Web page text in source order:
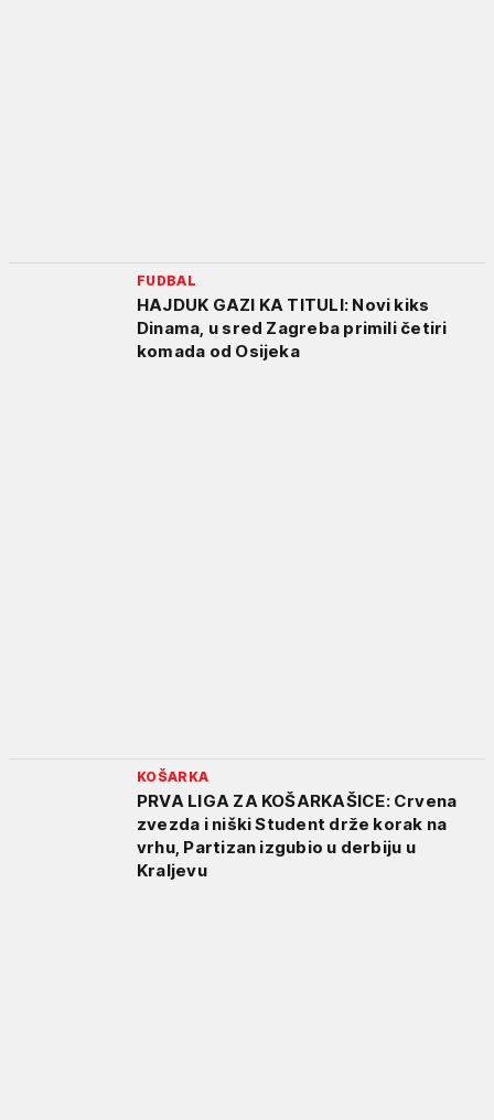
FUDBAL
HAJDUK GAZI KA TITULI: Novi kiks
Dinama, u sred Zagreba primili četiri
komada od Osijeka
KOŠARKA
PRVA LIGA ZA KOŠARKAŠICE: Crvena
zvezda i niški Student drže korak na
vrhu, Partizan izgubio u derbiju u
Kraljevu